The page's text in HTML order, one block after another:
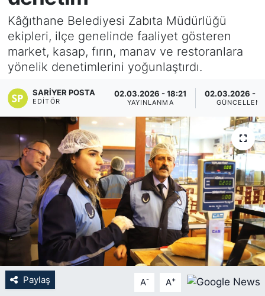
Kâğıthane Belediyesi Zabıta Müdürlüğü
ekipleri, ilçe genelinde faaliyet gösteren
market, kasap, fırın, manav ve restoranlara
yönelik denetimlerini yoğunlaştırdı.
SARIYER POSTA
EDITÖR
02.03.2026 - 18:21
YAYINLANMA
02.03.2026 -
Paylaş A- A+
KÖŞE YAZILARI
KÖŞE YAZILARI (Arşiv)
RÖPORTAJ
SAĞLIK
SARIYER HABERLERİ
SARIYER İMAR BARIŞI
SEKTÖR